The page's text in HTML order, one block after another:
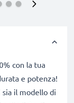
con la tua
e potenza!
sia il modello di